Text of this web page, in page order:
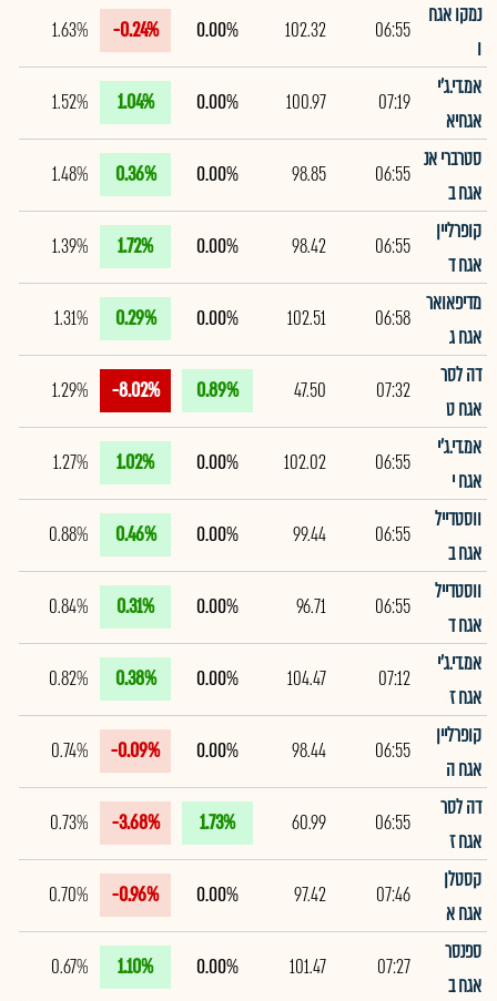
נמקו אגח
ו
06:55
102.32
0.00%
-0.24%
1.63%
אמ.די.ג'י
אגחיא
07:19
100.97
0.00%
1.04%
1.52%
סטרברי אנ
אגח ב
06:55
98.85
0.00%
0.36%
1.48%
קופרליין
אגח ד
06:55
98.42
0.00%
1.72%
1.39%
מדיפאואר
אגח ג
06:58
102.51
0.00%
0.29%
1.31%
דה לסר
אגח ט
07:32
47.50
0.89%
-8.02%
1.29%
אמ.די.ג'י
אגח י
06:55
102.02
0.00%
1.02%
1.27%
ווסטדייל
אגח ב
06:55
99.44
0.00%
0.46%
0.88%
ווסטדייל
אגח ד
06:55
96.71
0.00%
0.31%
0.84%
אמ.די.ג'י
אגח ז
07:12
104.47
0.00%
0.38%
0.82%
קופרליין
אגח ה
06:55
98.44
0.00%
-0.09%
0.74%
דה לסר
אגח ז
06:55
60.99
1.73%
-3.68%
0.73%
קסטלן
אגח א
07:46
97.42
0.00%
-0.96%
0.70%
ספנסר
אגח ב
07:27
101.47
0.00%
1.10%
0.67%